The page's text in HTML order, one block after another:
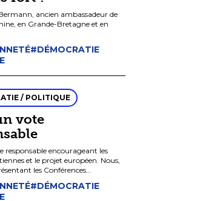
ancien ambassadeur de
en Grande-Bretagne et en
#DÉMOCRATIE
/ POLITIQUE
vote
responsable encourageant les
et le projet européen. Nous,
les Conférences
l’Union européenne, appelons
en particulier les catholiques, à
#DÉMOCRATIE